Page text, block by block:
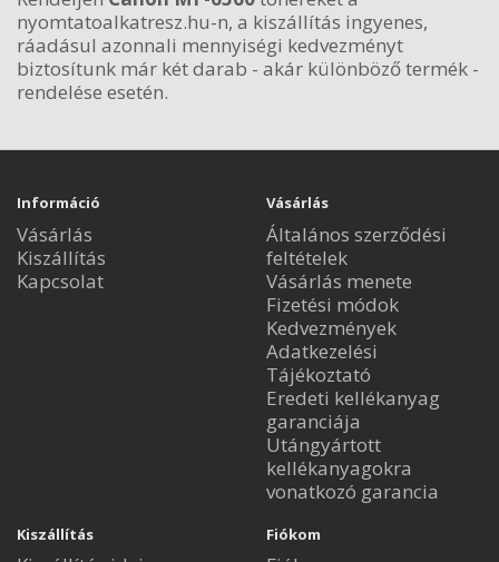
nyomtatoalkatresz.hu-n, a kiszállítás ingyenes,
ráadásul azonnali mennyiségi kedvezményt
biztosítunk már két darab - akár különböző termék -
rendelése esetén.
Információ
Vásárlás
Kiszállítás
Kapcsolat
Vásárlás
Általános szerződési
feltételek
Vásárlás menete
Fizetési módok
Kedvezmények
Adatkezelési
Tájékoztató
Eredeti kellékanyag
garanciája
Utángyártott
kellékanyagokra
vonatkozó garancia
Kiszállítás Fiókom